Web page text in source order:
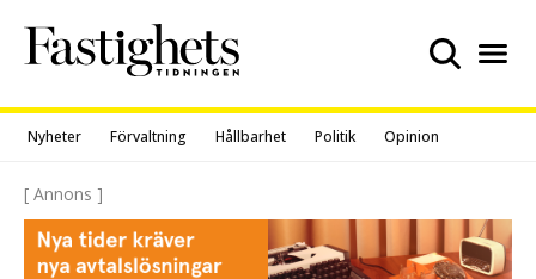
content
Nyheter Förvaltning Hållbarhet Politik Opinion
[ Annons ]